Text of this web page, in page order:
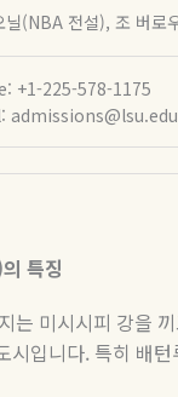
닐(NBA 전설), 조 버로
+1-225-578-1175
admissions@lsu.edu
의 특징
는 미시시피 강을
시입니다. 특히 배턴